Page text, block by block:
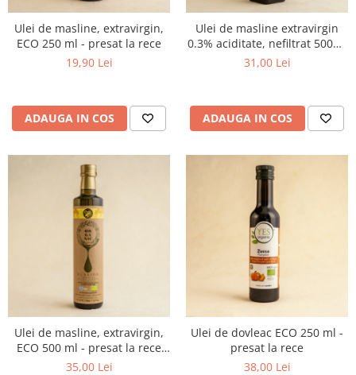
Ulei de masline, extravirgin,
ECO 250 ml - presat la rece
19,90 Lei
ADAUGA IN COS
Ulei de masline extravirgin
0.3% aciditate, nefiltrat 500ml
- presat la rece
31,00 Lei
ADAUGA IN COS
Ulei de masline, extravirgin,
ECO 500 ml - presat la rece
RECOLTA NOUA
35,00 Lei
Ulei de dovleac ECO 250 ml -
presat la rece
38,00 Lei